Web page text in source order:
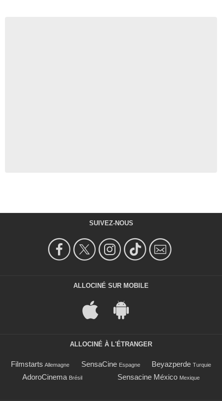
SUIVEZ-NOUS
ALLOCINÉ SUR MOBILE
ALLOCINÉ À L'ÉTRANGER
Filmstarts Allemagne SensaCine Espagne Beyazperde Turquie
AdoroCinema Brésil Sensacine México Mexique